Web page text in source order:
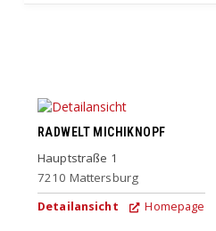
RADWELT MICHIKNOPF
Hauptstraße 1
7210 Mattersburg
Detailansicht Homepage